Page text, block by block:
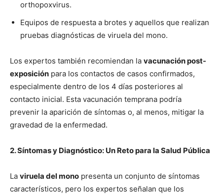
orthopoxvirus.
Equipos de respuesta a brotes y aquellos que realizan
pruebas diagnósticas de viruela del mono.
Los expertos también recomiendan la vacunación post-
exposición para los contactos de casos confirmados,
especialmente dentro de los 4 días posteriores al
contacto inicial. Esta vacunación temprana podría
prevenir la aparición de síntomas o, al menos, mitigar la
gravedad de la enfermedad.
2. Síntomas y Diagnóstico: Un Reto para la Salud Pública
La viruela del mono presenta un conjunto de síntomas
característicos, pero los expertos señalan que los